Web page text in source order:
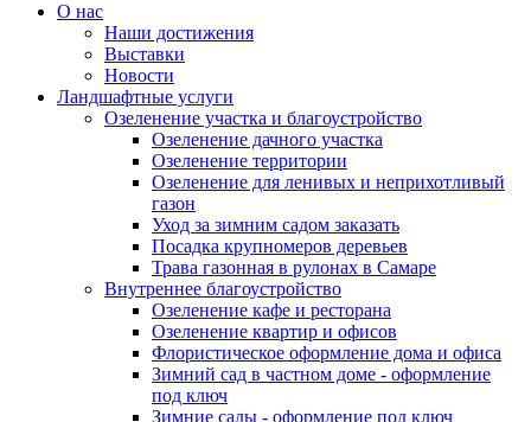
О нас
Наши достижения
Выставки
Новости
Ландшафтные услуги
Озеленение участка и благоустройство
Озеленение дачного участка
Озеленение территории
Озеленение для ленивых и неприхотливый
газон
Уход за зимним садом заказать
Посадка крупномеров деревьев
Трава газонная в рулонах в Самаре
Внутреннее благоустройство
Озеленение кафе и ресторана
Озеленение квартир и офисов
Флористическое оформление дома и офиса
Зимний сад в частном доме - оформление
под ключ
Зимние сады - оформление под ключ